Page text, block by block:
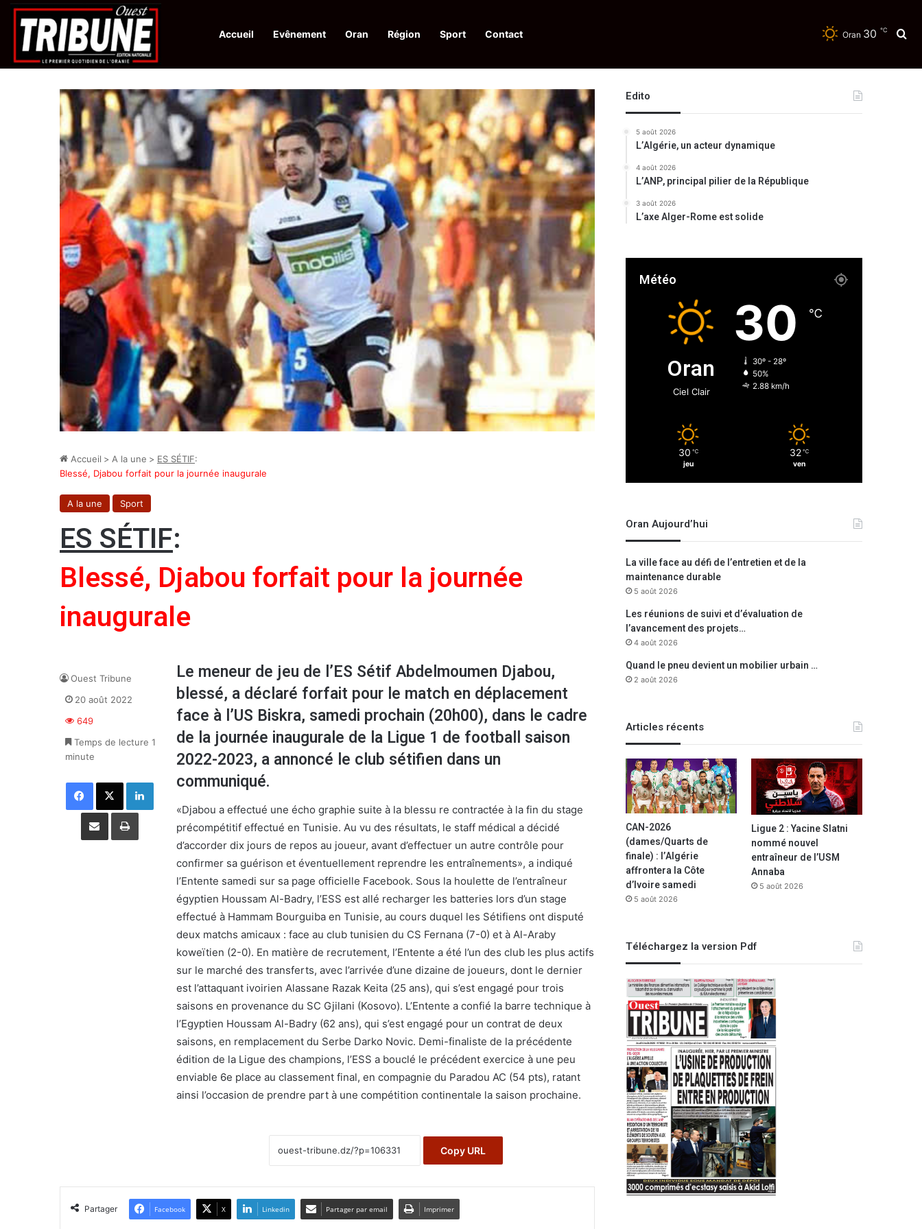
Accueil Evênement Oran Région Sport Contact Oran 30 ℃
Infos en Direct: Protection de la ville sainte d’El-Qods : l’Algérie appelle à une action collective
Accueil > A la une > ES SÉTIF:
Blessé, Djabou forfait pour la journée inaugurale
A la une Sport
ES SÉTIF:
Blessé, Djabou forfait pour la journée
inaugurale
Le meneur de jeu de l’ES Sétif Abdelmoumen Djabou,
blessé, a déclaré forfait pour le match en déplacement
face à l’US Biskra, samedi prochain (20h00), dans le cadre
de la journée inaugurale de la Ligue 1 de football saison
2022-2023, a annoncé le club sétifien dans un
communiqué.
«Djabou a effectué une écho graphie suite à la blessu re contractée à la fin du stage
précompétitif effectué en Tunisie. Au vu des résultats, le staff médical a décidé
d’accorder dix jours de repos au joueur, avant d’effectuer un autre contrôle pour
confirmer sa guérison et éventuellement reprendre les entraînements», a indiqué
l’Entente samedi sur sa page officielle Facebook. Sous la houlette de l’entraîneur
égyptien Houssam Al-Badry, l’ESS est allé recharger les batteries lors d’un stage
effectué à Hammam Bourguiba en Tunisie, au cours duquel les Sétifiens ont disputé
deux matchs amicaux : face au club tunisien du CS Fernana (7-0) et à Al-Araby
koweïtien (2-0). En matière de recrutement, l’Entente a été l’un des club les plus actifs
sur le marché des transferts, avec l’arrivée d’une dizaine de joueurs, dont le dernier
est l’attaquant ivoirien Alassane Razak Keita (25 ans), qui s’est engagé pour trois
saisons en provenance du SC Gjilani (Kosovo). L’Entente a confié la barre technique à
l’Egyptien Houssam Al-Badry (62 ans), qui s’est engagé pour un contrat de deux
saisons, en remplacement du Serbe Darko Novic. Demi-finaliste de la précédente
édition de la Ligue des champions, l’ESS a bouclé le précédent exercice à une peu
enviable 6e place au classement final, en compagnie du Paradou AC (54 pts), ratant
ainsi l’occasion de prendre part à une compétition continentale la saison prochaine.
Copy URL
Ouest Tribune
20 août 2022
649
Temps de lecture 1
minute
Facebook X Linkedin
Partager par email Imprimer
Partager Facebook X Linkedin Partager par email Imprimer
Edito
5 août 2026
L’Algérie, un acteur dynamique
4 août 2026
L’ANP, principal pilier de la République
3 août 2026
L’axe Alger-Rome est solide
Météo
Oran
Ciel Clair
30 ℃
30º - 28º
50%
2.88 km/h
30 ℃
jeu
32 ℃
ven
Oran Aujourd’hui
La ville face au défi de l’entretien et de la
maintenance durable
5 août 2026
Les réunions de suivi et d’évaluation de
l’avancement des projets…
4 août 2026
Quand le pneu devient un mobilier urbain …
2 août 2026
Articles récents
CAN-2026
(dames/Quarts de
finale) : l’Algérie
affrontera la Côte
d’Ivoire samedi
5 août 2026
Ligue 2 : Yacine Slatni
nommé nouvel
entraîneur de l’USM
Annaba
5 août 2026
Téléchargez la version Pdf